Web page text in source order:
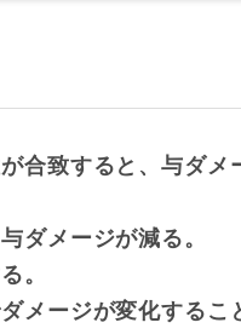
合致すると、与ダ
ダメージが減る。
。
メージが変化する